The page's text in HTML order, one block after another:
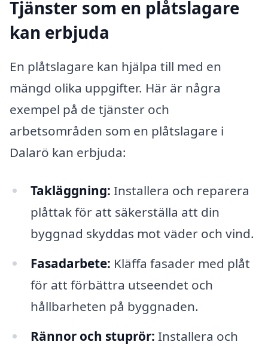
Tjänster som en plåtslagare
kan erbjuda
En plåtslagare kan hjälpa till med en
mängd olika uppgifter. Här är några
exempel på de tjänster och
arbetsområden som en plåtslagare i
Dalarö kan erbjuda:
Takläggning: Installera och reparera
plåttak för att säkerställa att din
byggnad skyddas mot väder och vind.
Fasadarbete: Kläffa fasader med plåt
för att förbättra utseendet och
hållbarheten på byggnaden.
Rännor och stuprör: Installera och